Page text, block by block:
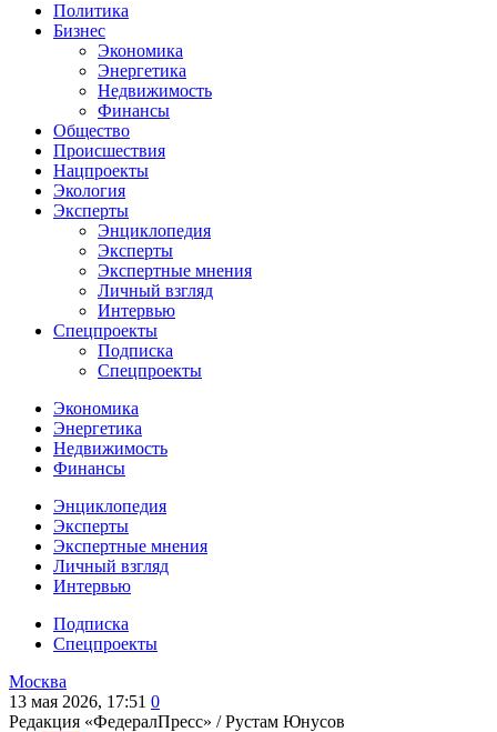
Политика
Бизнес
Экономика
Энергетика
Недвижимость
Финансы
Общество
Происшествия
Нацпроекты
Экология
Эксперты
Энциклопедия
Эксперты
Экспертные мнения
Личный взгляд
Интервью
Спецпроекты
Подписка
Спецпроекты
Экономика
Энергетика
Недвижимость
Финансы
Энциклопедия
Эксперты
Экспертные мнения
Личный взгляд
Интервью
Подписка
Спецпроекты
Москва
13 мая 2026, 17:51 0
Редакция «ФедералПресс» /Рустам Юнусов